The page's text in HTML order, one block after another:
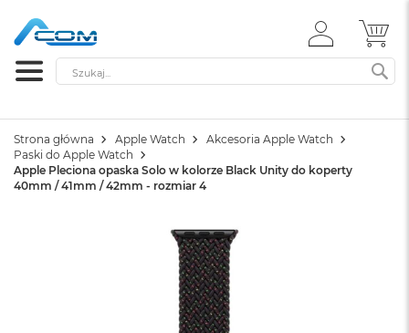
ZALOGUJ
SIĘ
Szukaj
Strona główna Apple Watch
Akcesoria Apple Watch
Paski do Apple Watch
Apple Pleciona opaska Solo w kolorze Black Unity do koperty
40mm / 41mm / 42mm - rozmiar 4